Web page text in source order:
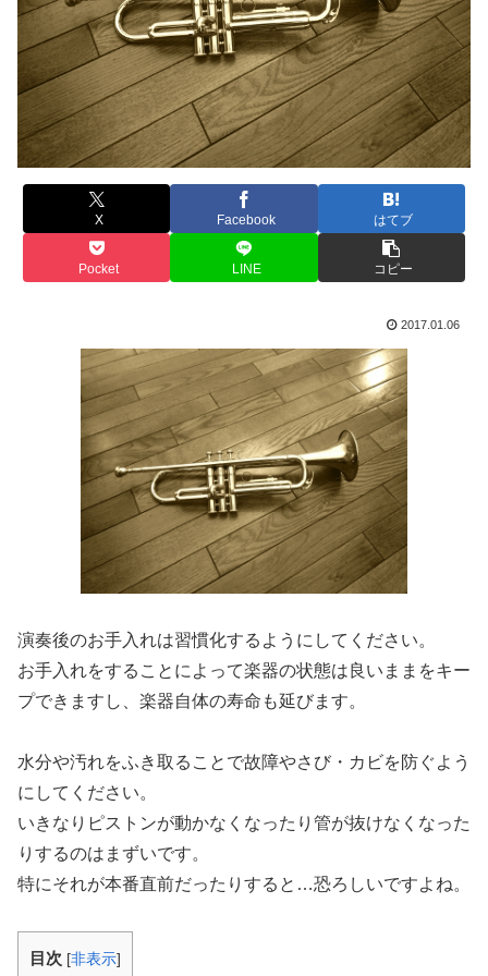
X Facebook はてブ
Pocket LINE コピー
2017.01.06
演奏後のお手入れは習慣化するようにしてください。
お手入れをすることによって楽器の状態は良いままをキー
プできますし、楽器自体の寿命も延びます。
水分や汚れをふき取ることで故障やさび・カビを防ぐよう
にしてください。
いきなりピストンが動かなくなったり管が抜けなくなった
りするのはまずいです。
特にそれが本番直前だったりすると…恐ろしいですよね。
目次 [非表示]